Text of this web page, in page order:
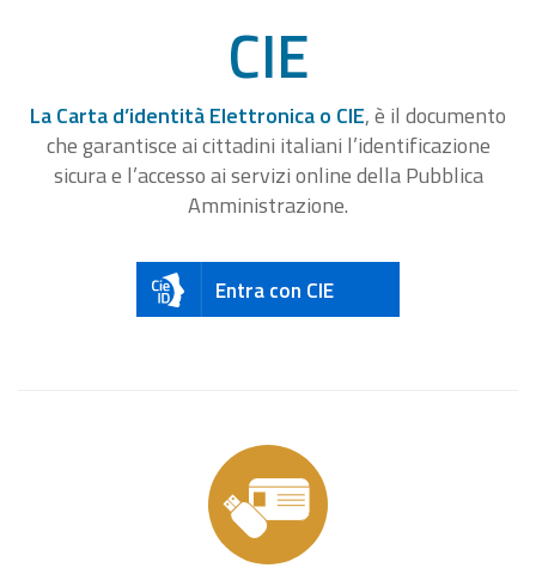
CIE
La Carta d’identità Elettronica o CIE, è il documento
che garantisce ai cittadini italiani l’identificazione
sicura e l’accesso ai servizi online della Pubblica
Amministrazione.
Entra con CIE